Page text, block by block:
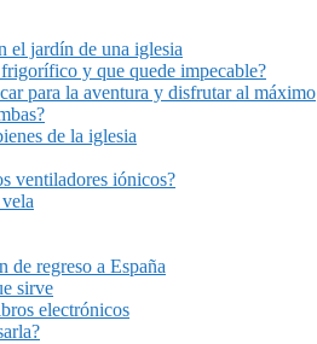
el jardín de una iglesia
y que quede impecable?
para la aventura y disfrutar al máximo
de la iglesia
ventiladores iónicos?
de regreso a España
sirve
electrónicos